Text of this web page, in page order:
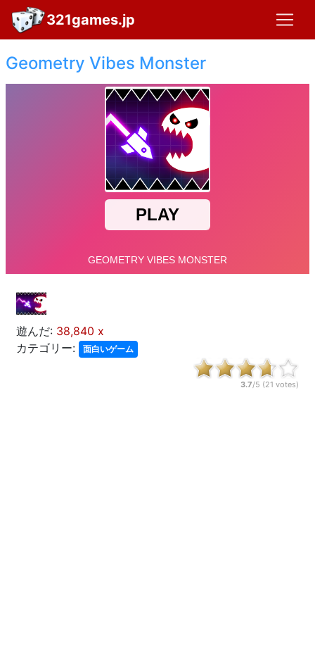
321games.jp
Geometry Vibes Monster
遊んだ: 38,840 x
カテゴリー:
面白いゲーム
3.7/5 (21 votes)